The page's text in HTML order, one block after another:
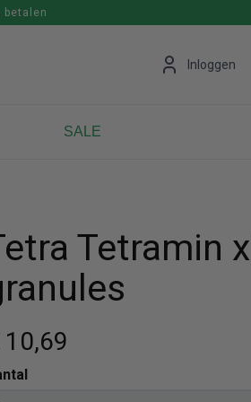
betalen
Inloggen
Vul hem met producten.
SALE
Tetramin xl
10,69